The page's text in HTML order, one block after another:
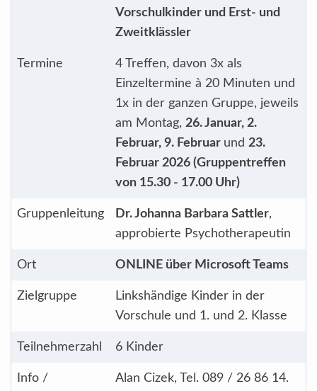
Vorschulkinder und Erst- und
Zweitklässler
Termine
4 Treffen, davon 3x als
Einzeltermine à 20 Minuten und
1x in der ganzen Gruppe, jeweils
am Montag, 26. Januar, 2.
Februar, 9. Februar und 23.
Februar 2026 (Gruppentreffen
von 15.30 - 17.00 Uhr)
Gruppenleitung Dr. Johanna Barbara Sattler,
approbierte Psychotherapeutin
Ort ONLINE über Microsoft Teams
Zielgruppe
Linkshändige Kinder in der
Vorschule und 1. und 2. Klasse
Teilnehmerzahl 6 Kinder
Info /
Alan Cizek, Tel. 089 / 26 86 14.